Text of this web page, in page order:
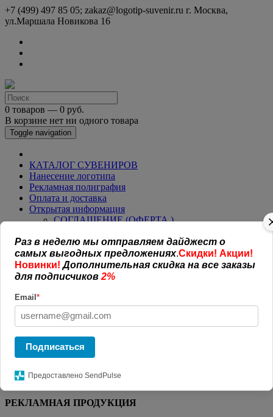
+7 (499) 497 85 05; zakaz@logotip-suvenir.ru г. Москва,
ул.Маршала Новикова 16
0 товаров — 0 руб.
В корзине нет ни одного товара
Toggle navigation
КАТАЛОГ СУВЕНИРОВ
Нанесение логотипа
Рекламная полиграфия
Оплата и доставка
Открытая информация
СОГЛАШЕНИЕ (ОФЕРТА )
Наши работы
Новости
Обратная связь
подарки
Фильтр
Цена от: до:
Применить
РЕКЛАМНАЯ ПРОДУКЦИЯ
Раз в неделю мы отправляем дайджест о
самых выгодных предложениях.Скидки! Акции!
Новинки!Дополнительная скидка на все заказы
для подписчиков 2%
Email *
Подписаться
Предоставлено SendPulse